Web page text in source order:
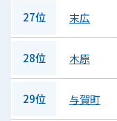
27位 末広
28位 木原
29位 与賀町